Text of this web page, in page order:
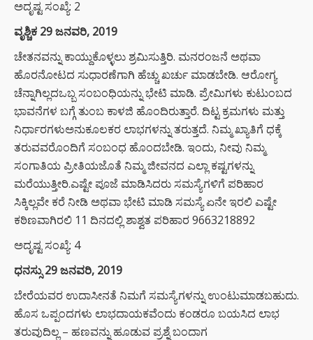
ಅದೃಷ್ಟ ಸಂಖ್ಯೆ: 2
ವೃಶ್ಚಿಕ 29 ಜನವರಿ, 2019
ಚೇತನವನ್ನು ಕಾಯ್ದುಕೊಳ್ಳಲು ಶ್ರಮಿಸುತ್ತಿರಿ. ಮನರಂಜನೆ ಅಥವಾ
ಹೊರನೋಟದ ಸುಧಾರಣೆಗಾಗಿ ಹೆಚ್ಚು ಖರ್ಚು ಮಾಡಬೇಡಿ. ಆರೋಗ್ಯ
ಚೆನ್ನಾಗಿಲ್ಲದಒಬ್ಬ ಸಂಬಂಧಿಯನ್ನು ಭೇಟಿ ಮಾಡಿ. ಪ್ರೇಮಿಗಳು ಕುಟುಂಬದ
ಭಾವನೆಗಳ ಬಗ್ಗೆ ತುಂಬ ಕಾಳಜಿ ಹೊಂದಿರುತ್ತಾರೆ. ದಿಟ್ಟ ಕ್ರಮಗಳು ಮತ್ತು
ನಿರ್ಧಾರಗಳುಅನುಕೂಲಕರ ಲಾಭಗಳನ್ನು ತರುತ್ತದೆ. ನಿಮ್ಮ ಖ್ಯಾತಿಗೆ ಧಕ್ಕೆ
ತರುವವರೊಂದಿಗೆ ಸಂಬಂಧ ಹೊಂದಬೇಡಿ. ಇಂದು, ನೀವು ನಿಮ್ಮ
ಸಂಗಾತಿಯ ಪ್ರೀತಿಯಜೊತೆ ನಿಮ್ಮ ಜೀವನದ ಎಲ್ಲಾ ಕಷ್ಟಗಳನ್ನು
ಮರೆಯುತ್ತೀರಿ.ಎಷ್ಟೇ ಪೂಜೆ ಮಾಡಿಸಿದರು ಸಮಸ್ಯೆಗಳಿಗೆ ಪರಿಹಾರ
ಸಿಕ್ಕಿಲ್ಲವೇ ಕರೆ ನೀಡಿ ಅಥವಾ ಭೇಟಿ ಮಾಡಿ ಸಮಸ್ಯೆ ಏನೇ ಇರಲಿ ಎಷ್ಟೇ
ಕಠಿಣವಾಗಿರಲಿ 11 ದಿನದಲ್ಲಿ ಶಾಶ್ವತ ಪರಿಹಾರ 9663218892
ಅದೃಷ್ಟ ಸಂಖ್ಯೆ: 4
ಧನಸ್ಸು 29 ಜನವರಿ, 2019
ಬೇರೆಯವರ ಉದಾಸೀನತೆ ನಿಮಗೆ ಸಮಸ್ಯೆಗಳನ್ನು ಉಂಟುಮಾಡಬಹುದು.
ಹೊಸ ಒಪ್ಪಂದಗಳು ಲಾಭದಾಯಕವೆಂದು ಕಂಡರೂ ಬಯಸಿದ ಲಾಭ
ತರುವುದಿಲ್ಲ – ಹಣವನ್ನು ಹೂಡುವ ಪ್ರಶ್ನೆ ಬಂದಾಗ